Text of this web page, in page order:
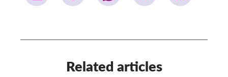
Related articles